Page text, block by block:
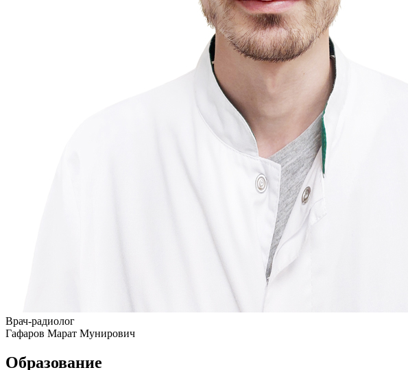
Врач-радиолог
Гафаров Марат Мунирович
Образование